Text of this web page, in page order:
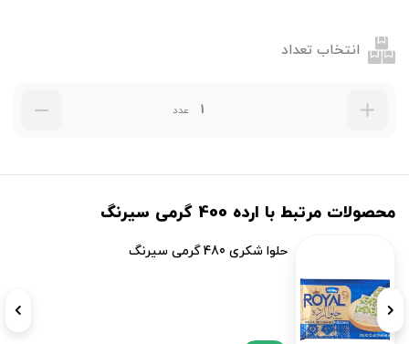
انتخاب تعداد
عدد
محصولات مرتبط با ارده 400 گرمی سیرنگ
حلوا شکری 480 گرمی سیرنگ